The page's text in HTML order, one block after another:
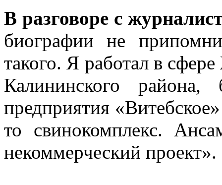
В разговоре с
биографии не
такого. Я работал в
Калининского района,
предприятия
то свинокомплекс.
некоммерческий проект».